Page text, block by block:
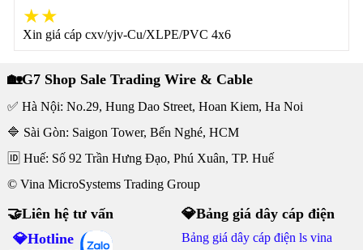
★★
Xin giá cáp cxv/yjv-Cu/XLPE/PVC 4x6
🏡G7 Shop Sale Trading Wire & Cable
✅ Hà Nội: No.29, Hung Dao Street, Hoan Kiem, Ha Noi
🔷 Sài Gòn: Saigon Tower, Bến Nghé, HCM
🆔 Huế: Số 92 Trần Hưng Đạo, Phú Xuân, TP. Huế
© Vina MicroSystems Trading Group
🤝Liên hệ tư vấn
💎Hotline
💎Bảng giá dây cáp điện
Bảng giá dây cáp điện ls vina